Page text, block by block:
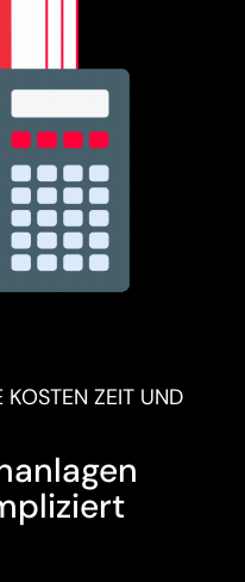
KOSTEN ZEIT UND